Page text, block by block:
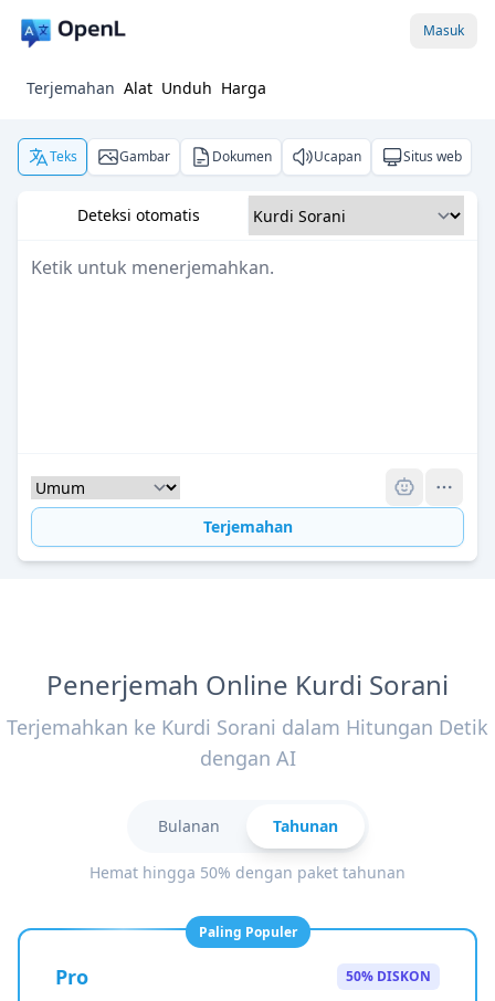
Masuk
Terjemahan Alat Unduh Harga
Teks Gambar Dokumen Ucapan Situs web
Deteksi otomatis
Terjemahan
Penerjemah Online Kurdi Sorani
Terjemahkan ke Kurdi Sorani dalam Hitungan Detik
dengan AI
Bulanan Tahunan
Hemat hingga 50% dengan paket tahunan
Paling Populer
Pro 50% DISKON